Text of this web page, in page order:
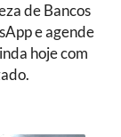
de Bancos
e agende
hoje com